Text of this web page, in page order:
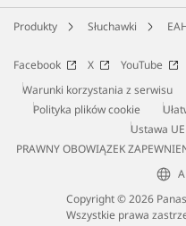
Produkty Słuchawki
Facebook X YouTube
Warunki korzystania z serwisu
Polityka plików cookie
Ustawa
PRAWNY OBOWIĄZEK
Copyright © 2026
Wszystkie prawa